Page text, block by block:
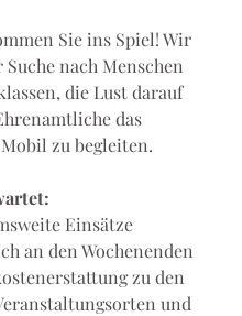
Sie ins Spiel! Wir
Suche nach Menschen
die Lust darauf
das
zu begleiten.
an den Wochenenden
zu den
und